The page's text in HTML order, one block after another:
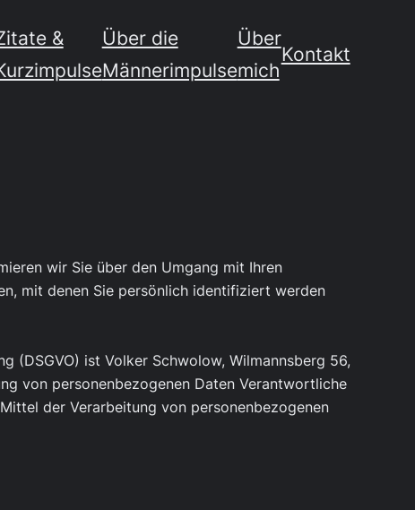
&
Über die
Männerimpulse
Über
mich
Kontakt
wir Sie über den Umgang mit Ihren
mit denen Sie persönlich identifiziert werden
(DSGVO) ist Volker Schwolow, Wilmannsberg 56,
von personenbezogenen Daten Verantwortliche
der Verarbeitung von personenbezogenen